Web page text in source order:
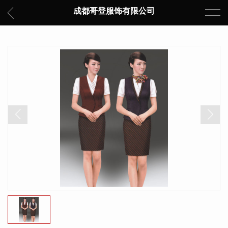
成都哥登服饰有限公司